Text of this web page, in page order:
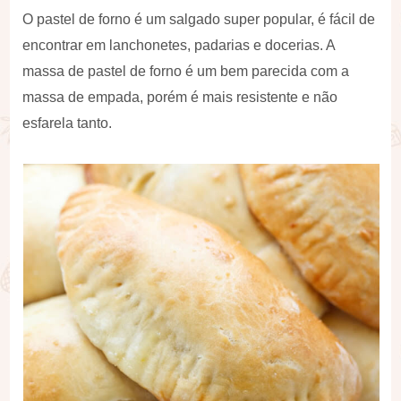
O pastel de forno é um salgado super popular, é fácil de
encontrar em lanchonetes, padarias e docerias. A
massa de pastel de forno é um bem parecida com a
massa de empada, porém é mais resistente e não
esfarela tanto.